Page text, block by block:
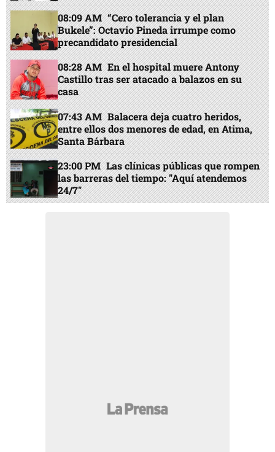
08:09 AM “Cero tolerancia y el plan
Bukele”: Octavio Pineda irrumpe como
precandidato presidencial
08:28 AM En el hospital muere Antony
Castillo tras ser atacado a balazos en su
casa
07:43 AM Balacera deja cuatro heridos,
entre ellos dos menores de edad, en Atima,
Santa Bárbara
23:00 PM Las clínicas públicas que rompen
las barreras del tiempo: "Aquí atendemos
24/7"